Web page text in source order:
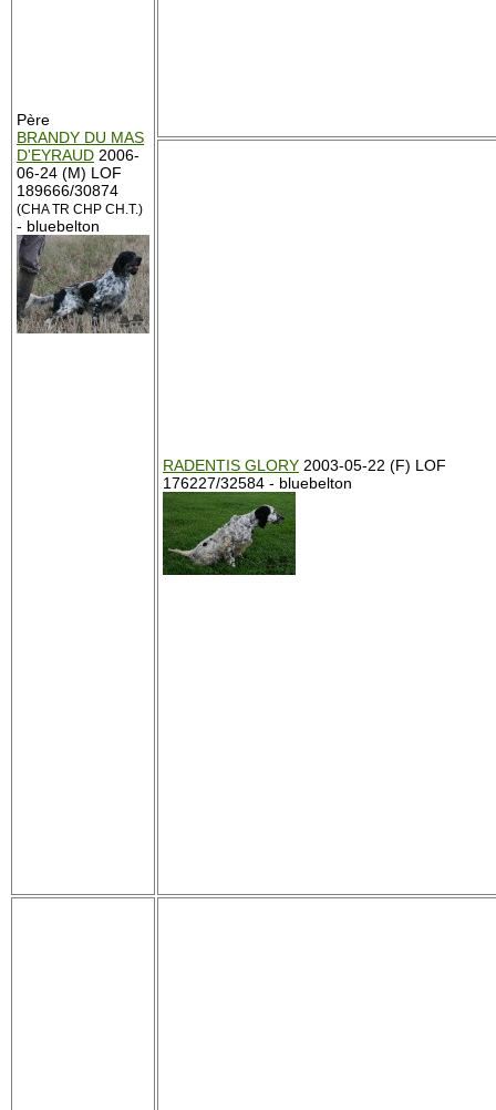
Père
BRANDY DU MAS
D'EYRAUD 2006-
06-24 (M) LOF
189666/30874
(CHA TR CHP CH.T.)
- bluebelton
RADENTIS GLORY 2003-05-22 (F) LOF
176227/32584 - bluebelton